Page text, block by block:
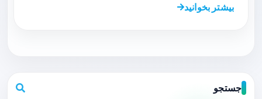
بیشتر بخوانید
جستجو